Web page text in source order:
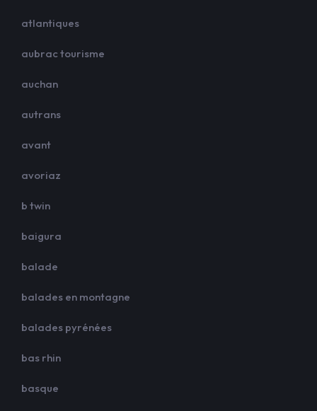
atlantiques
aubrac tourisme
auchan
autrans
avant
avoriaz
b twin
baigura
balade
balades en montagne
balades pyrénées
bas rhin
basque